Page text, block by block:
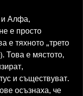
и Алфа,
е просто
е тяхното „трето
Това е мястото,
и съществуват.
осъзнаха, че